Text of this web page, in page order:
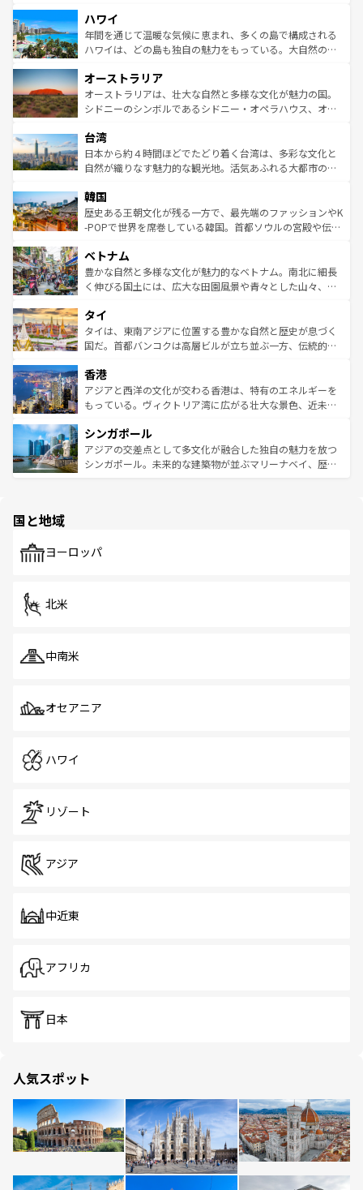
ば市内交通費無料で観光を楽しむこともできる。 なお、新
着のスイス情報はコンテンツ一覧 を参照してほしい。
のような巨大都市は、観光、ショッピング、エンターテイ
ンメントが詰まった刺激的なスポットだ。一方、アメリカ
西部には大自然が広がり、グランドキャニオンやイエロー
部のニューオーリンズでは、音楽と美食が融合した独特の
文化が魅力。旅行者はアメリカの各地域で異なる魅力を楽
しみながら、その多様性と豊かな歴史を感じることができ
ならではの贅沢な旅のスタイルだ。 なお、新着のアメリカ
情報はコンテンツ一覧を参照してほしい。
ハワイ
年間を通じて温暖な気候に恵まれ、多くの島で構成される
ハワイは、どの島も独自の魅力をもっている。大自然の神
ワイ島は見逃せない。また、定番の観光地といえばオアフ
島だが、静かな自然を求めるならマウイ島やカウアイ島が
おすすめ。エメラルドグリーンに輝く海をはじめ、豊かな
れるおもてなしの心で訪れる人々を迎えてくれるハワイの
人々、おいしいローカルフードやハワイアンミュージッ
ク、伝統的なフラダンスなど、すべてがハワイの魅力を彩
ワイを、存分に味わってほしい。 なお、新着のハワイ情報
はコンテンツ一覧を参照してほしい。
オーストラリア
オーストラリアは、壮大な自然と多様な文化が魅力の国。
シドニーのシンボルであるシドニー・オペラハウス、オー
リアリーフや大陸中央部にそびえるウルル（エアーズロッ
ク）、タスマニアの美しい原生林やケアンズの熱帯雨林な
ど、見どころがたくさん。また、カフェやワイン、オージ
いる。アクティビティも充実しており、サーフィンやダイ
ビング、ハイキングなど、アウトドア好きにはたまらな
い。オーストラリアの多彩な魅力を存分に味わいつくそ
参照してほしい。
台湾
日本から約４時間ほどでたどり着く台湾は、多彩な文化と
自然が織りなす魅力的な観光地。活気あふれる大都市の台
ン）、静ひつな山岳地帯である台湾東部など、都市の喧騒
と山間の静けさが共存しており、訪れる人に新しい発見と
驚きをもたらしてくれる。また、奥深い台湾の食文化も魅
容にもいいと評判のスイーツなど、バラエティ豊かな料理
が味わえる。 なお、新着の台湾情報は コンテンツ一覧を参
照してほしい。
韓国
歴史ある王朝文化が残る一方で、最先端のファッションやK
-POPで世界を席巻している韓国。首都ソウルの宮殿や伝統
き、地方に足を延ばせば四季折々の自然美を楽しむことが
できる。そして、キムチや焼肉、絶品のストリートフード
まで、さまざまな韓国料理が待っている。夜には、韓国な
リティに包まれながら、韓国の多彩な魅力を心ゆくまで味
わってみてほしい。 なお、新着の韓国情報はコンテンツ一
覧を参照してほしい。
ベトナム
豊かな自然と多様な文化が魅力的なベトナム。南北に細長
く伸びる国土には、広大な田園風景や青々とした山々、世
急速な発展と共に伝統が息づく。ハノイの古い町並みやホ
ーチミン市のフランス統治時代の建物も、独特の雰囲気を
醸し出している。また、バラエティの豊かさとおいしさで
とつ。フォーやバインミー、ベトナムコーヒーなどは、ぜ
ひ現地で味わいたい。どの地域を訪れてもあたたかい人々
が旅行者を迎えてくれるので、きっと忘れられない旅にな
参照してほしい。
タイ
タイは、東南アジアに位置する豊かな自然と歴史が息づく
国だ。首都バンコクは高層ビルが立ち並ぶ一方、伝統的な
の活気が交差している。北部ではチェンマイなどの山岳地
帯で自然と触れ合い、南部ではプーケットやクラビの美し
いビーチでリゾート気分を楽しむことができる。タイ料理
激する。気候は一年中温暖で、どの季節にも異なる楽しみ
が待っている。親しみやすいタイの人々、仏教を中心とし
た文化、そして多様な観光資源が、訪れる旅人を魅了し続
香港
アジアと西洋の文化が交わる香港は、特有のエネルギーを
もっている。ヴィクトリア湾に広がる壮大な景色、近未来
み、どこを訪れても感動するはず。観光スポットが密集し
ており、効率よく見どころを回れるのも魅力。息をのむよ
うな絶景から文化的な体験まで、香港を存分に楽しみ尽く
シンガポール
アジアの交差点として多文化が融合した独自の魅力を放つ
シンガポール。未来的な建築物が並ぶマリーナベイ、歴史
で、ホーカーズは地元の風情を楽しめる外せないスポット
国と地域
ヨーロッパ
北米
中南米
オセアニア
ハワイ
リゾート
アジア
中近東
アフリカ
日本
人気スポット